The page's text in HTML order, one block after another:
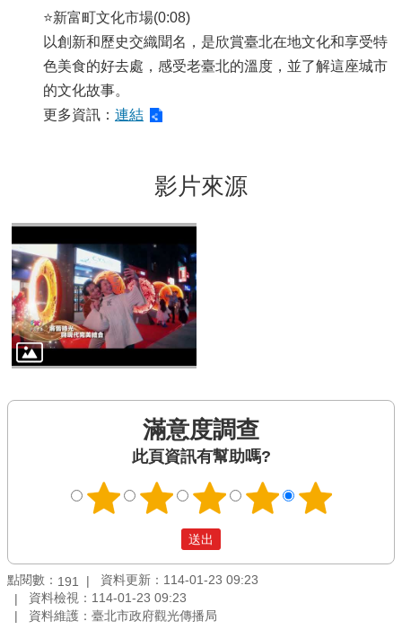
⭐新富町文化市場(0:08)
以創新和歷史交織聞名，是欣賞臺北在地文化和享受特
色美食的好去處，感受老臺北的溫度，並了解這座城市
的文化故事。
更多資訊： 連結
影片來源
滿意度調查
此頁資訊有幫助嗎?
點閱數： 191
資料更新：114-01-23 09:23
資料檢視：114-01-23 09:23
資料維護：臺北市政府觀光傳播局